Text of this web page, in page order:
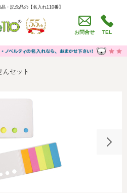
・記念品の【名入れ110番】
お問合せ TEL
労働組合・設立記念・周年記念
イベント・パーティーグッズ
名入れについて
特定商取引法に基づく表記
んセット